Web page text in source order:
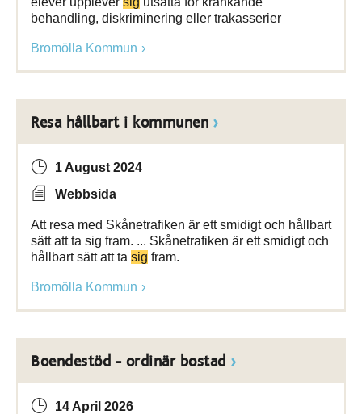
behandling, diskriminering eller trakasserier
Bromölla Kommun
Resa hållbart i kommunen
1 August 2024
Webbsida
Att resa med Skånetrafiken är ett smidigt och hållbart
sätt att ta sig fram. ... Skånetrafiken är ett smidigt och
hållbart sätt att ta sig fram.
Bromölla Kommun
Boendestöd - ordinär bostad
14 April 2026